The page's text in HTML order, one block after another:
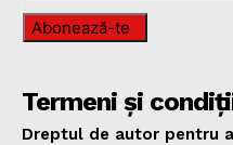
Abonează-te
Termeni și
Dreptul de autor pentru